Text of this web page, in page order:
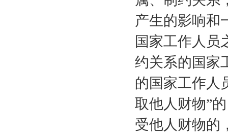
产生的影响和
国家工作人员
约关系的国家
的国家工作人
取他人财物”
受他人财物的